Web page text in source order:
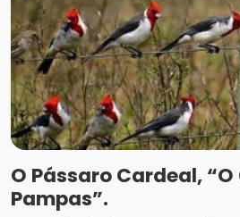
O Pássaro Cardeal,
Pampas”.